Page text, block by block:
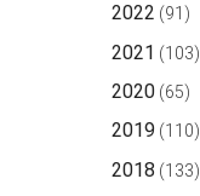
2022 (91)
2021 (103)
2020 (65)
2019 (110)
2018 (133)